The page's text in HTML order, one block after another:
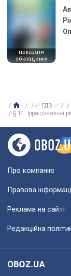
показати
обкладинку
✅ ГДЗ ✅
§ 11. Ірраціональні
Про компанію
Правова
Реклама на сайті
Редакційна
OBOZ.UA